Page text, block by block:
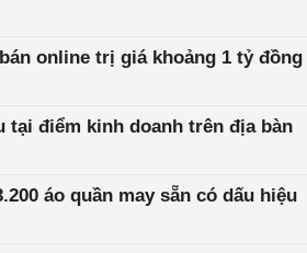
online trị giá khoảng 1 tỷ đồng
điểm kinh doanh trên địa bàn
áo quần may sẵn có dấu hiệu